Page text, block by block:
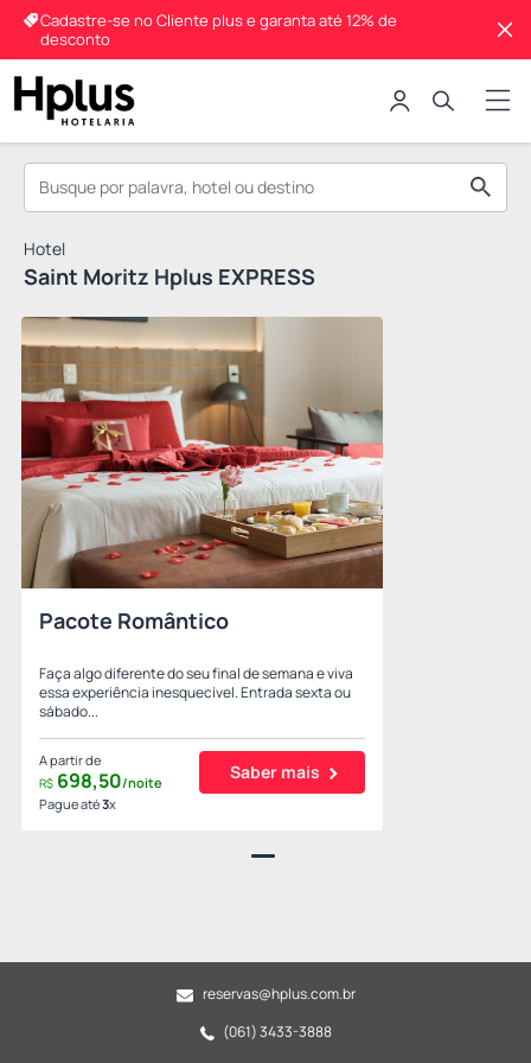
Cadastre-se no Cliente plus e garanta até 12% de
desconto
Hotel
Saint Moritz Hplus EXPRESS
Pacote Romântico
Faça algo diferente do seu final de semana e viva
essa experiência inesquecível. Entrada sexta ou
sábado...
A partir de
R$ 698,50/noite
Pague até3x
Saber mais
reservas@hplus.com.br
(061) 3433-3888